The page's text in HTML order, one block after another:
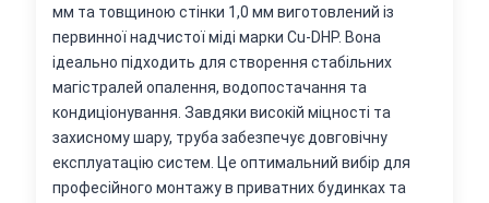
мм та товщиною стінки 1,0 мм виготовлений із
первинної надчистої міді марки Cu-DHP. Вона
ідеально підходить для створення стабільних
магістралей опалення, водопостачання та
кондиціонування. Завдяки високій міцності та
захисному шару, труба забезпечує довговічну
експлуатацію систем. Це оптимальний вибір для
професійного монтажу в приватних будинках та